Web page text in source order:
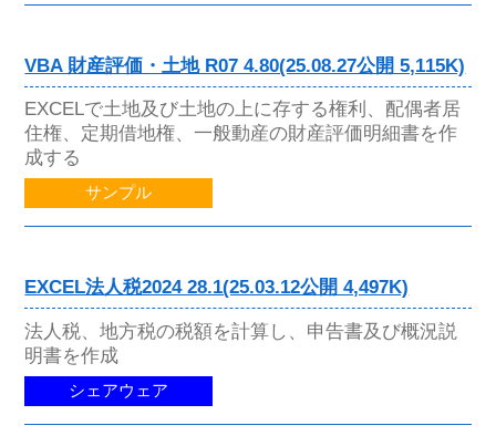
VBA 財産評価・土地 R07 4.80(25.08.27公開 5,115K)
EXCELで土地及び土地の上に存する権利、配偶者居
住権、定期借地権、一般動産の財産評価明細書を作
成する
サンプル
EXCEL法人税2024 28.1(25.03.12公開 4,497K)
法人税、地方税の税額を計算し、申告書及び概況説
明書を作成
シェアウェア